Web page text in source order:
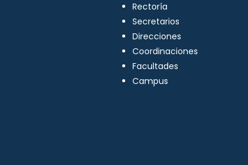
Rectoría
Secretarios
Direcciones
Coordinaciones
Facultades
Campus